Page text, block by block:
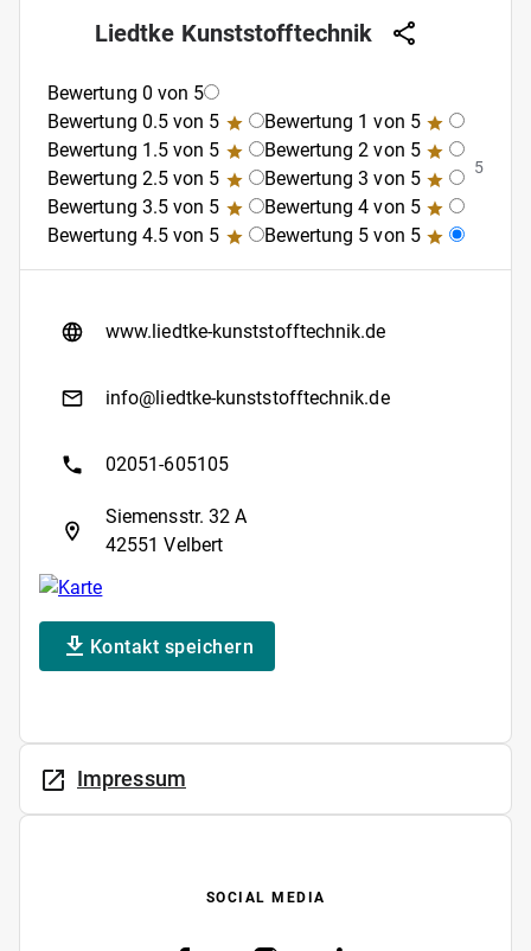
Liedtke Kunststofftechnik
Bewertung 0 von 5
Bewertung 0.5 von 5
Bewertung 1 von 5
Bewertung 1.5 von 5
Bewertung 2 von 5
Bewertung 2.5 von 5
Bewertung 3 von 5
Bewertung 3.5 von 5
Bewertung 4 von 5
Bewertung 4.5 von 5
Bewertung 5 von 5
5
www.liedtke-kunststofftechnik.de
info@liedtke-kunststofftechnik.de
02051-605105
Siemensstr. 32 A
42551 Velbert
Kontakt speichern
Impressum
SOCIAL MEDIA